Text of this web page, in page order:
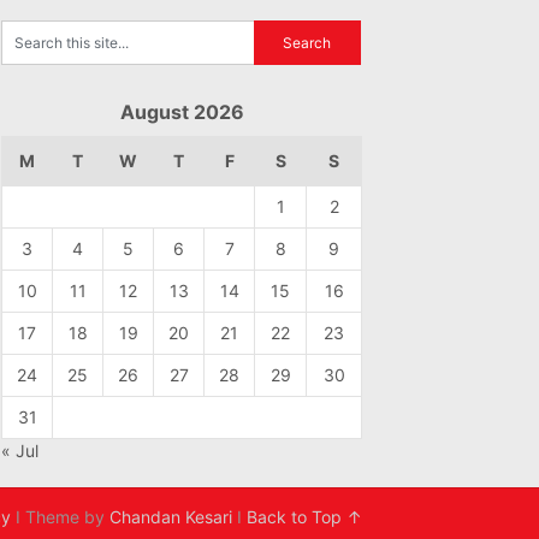
August 2026
M T W T F S S
1 2
3 4 5 6 7 8 9
10 11 12 13 14 15 16
17 18 19 20 21 22 23
24 25 26 27 28 29 30
31
« Jul
I Theme by Chandan Kesari I Back to Top ↑